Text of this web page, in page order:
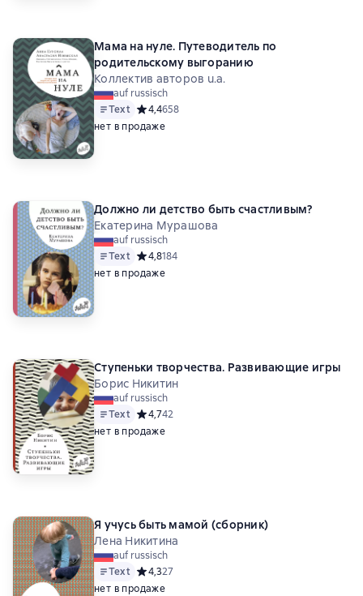
Мама на нуле. Путеводитель по
родительскому выгоранию
Коллектив авторов u.a.
auf russisch
Text Средний рейтинг 4,4 на основе 658 оценок
4,4658
нет в продаже
Должно ли детство быть счастливым?
Екатерина Мурашова
auf russisch
Text Средний рейтинг 4,8 на основе 184 оценок
4,8184
нет в продаже
Ступеньки творчества. Развивающие игры
Борис Никитин
auf russisch
Text Средний рейтинг 4,7 на основе 42 оценок
4,742
нет в продаже
Я учусь быть мамой (сборник)
Лена Никитина
auf russisch
Text Средний рейтинг 4,3 на основе 27 оценок
4,327
нет в продаже